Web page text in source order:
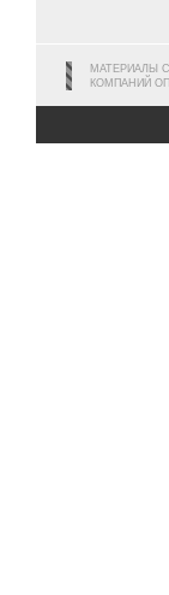
МАТЕРИАЛЫ
КОМПАНИЙ